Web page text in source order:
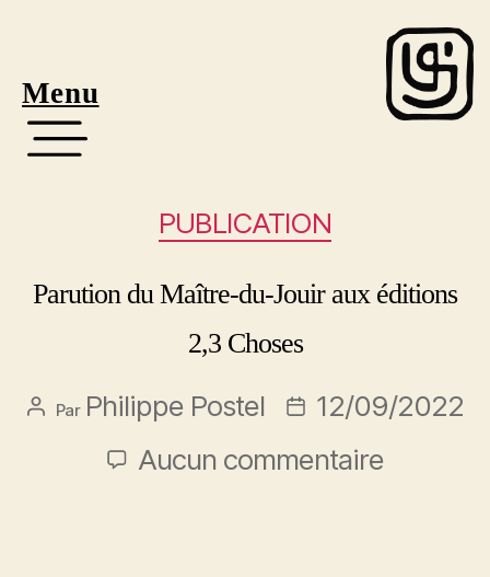
Menu
PUBLICATION
Parution du Maître-du-Jouir aux éditions
2,3 Choses
Par Philippe Postel
12/09/2022
Aucun commentaire